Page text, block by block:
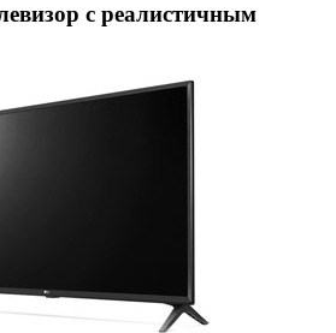
с реалистичным